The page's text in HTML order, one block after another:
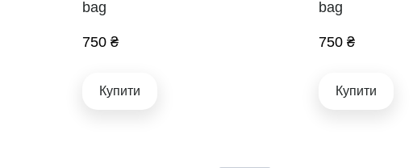
bag
750 ₴
Купити
bag
750 ₴
Купити